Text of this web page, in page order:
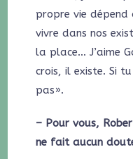
propre vie dépend
vivre dans nos
la place… J’aime
crois, il existe. Si tu
pas».
– Pour vous,
ne fait aucun